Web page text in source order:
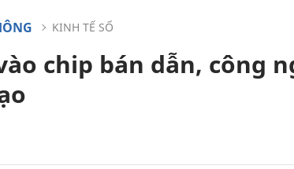
KINH TẾ SỐ
chip bán dẫn, công